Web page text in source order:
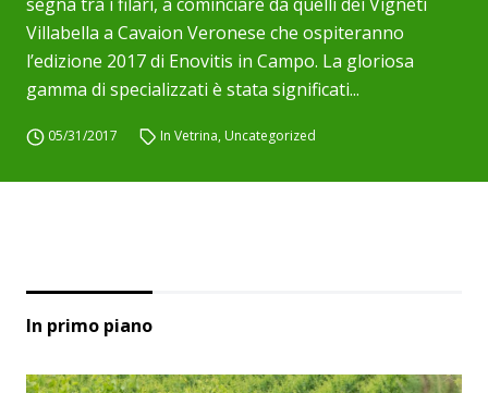
Villabella a Cavaion Veronese che ospiteranno
l’edizione 2017 di Enovitis in Campo. La gloriosa
gamma di specializzati è stata significati...
05/31/2017 In Vetrina, Uncategorized
In primo piano